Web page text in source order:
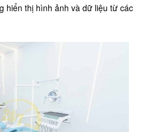
hiển thị hình ảnh và dữ liệu từ các